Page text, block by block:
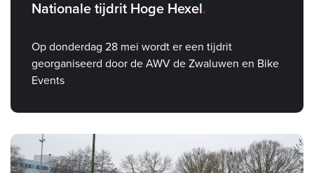
Nationale tijdrit Hoge Hexel
Op donderdag 28 mei wordt er een tijdrit
georganiseerd door de AWV de Zwaluwen en Bike
Events